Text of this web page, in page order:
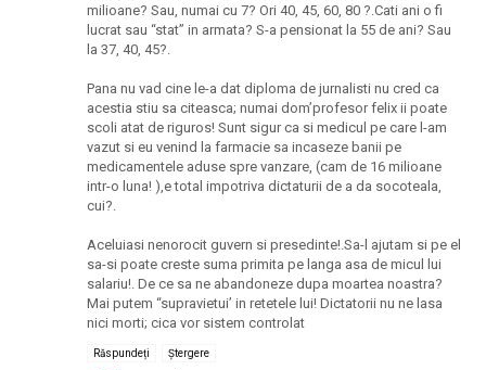
milioane? Sau, numai cu 7? Ori 40, 45, 60, 80 ?.Cati ani o fi
lucrat sau “stat” in armata? S-a pensionat la 55 de ani? Sau
la 37, 40, 45?.
Pana nu vad cine le-a dat diploma de jurnalisti nu cred ca
acestia stiu sa citeasca; numai dom’profesor felix ii poate
scoli atat de riguros! Sunt sigur ca si medicul pe care l-am
vazut si eu venind la farmacie sa incaseze banii pe
medicamentele aduse spre vanzare, (cam de 16 milioane
intr-o luna! ),e total impotriva dictaturii de a da socoteala,
cui?.
Aceluiasi nenorocit guvern si presedinte!.Sa-l ajutam si pe el
sa-si poate creste suma primita pe langa asa de micul lui
salariu!. De ce sa ne abandoneze dupa moartea noastra?
Mai putem “supravietui’ in retetele lui! Dictatorii nu ne lasa
nici morti; cica vor sistem controlat
Răspundeți Ștergere